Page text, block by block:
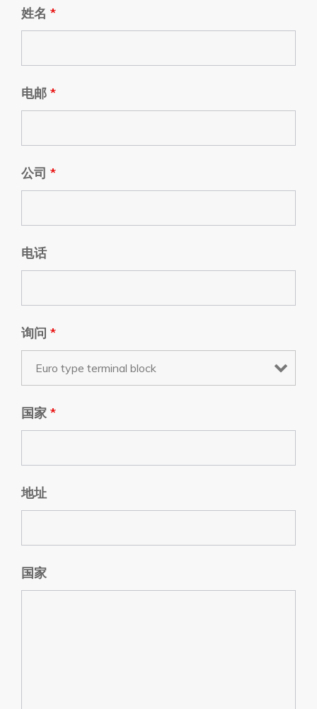
姓名 *
电邮 *
公司 *
电话
询问 *
国家 *
地址
国家